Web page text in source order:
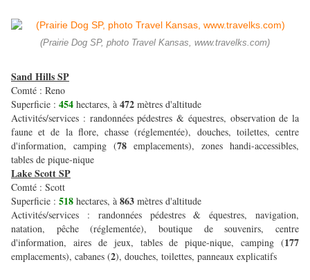
(Prairie Dog SP, photo Travel Kansas, www.travelks.com)
Sand Hills SP
Comté : Reno
Superficie : 454 hectares, à 472 mètres d'altitude
Activités/services : randonnées pédestres & équestres, observation de la
faune et de la flore, chasse (réglementée), douches, toilettes, centre
d'information, camping (78 emplacements), zones handi-accessibles,
tables de pique-nique
Lake Scott SP
Comté : Scott
Superficie : 518 hectares, à 863 mètres d'altitude
Activités/services : randonnées pédestres & équestres, navigation,
natation, pêche (réglementée), boutique de souvenirs, centre
d'information, aires de jeux, tables de pique-nique, camping (177
emplacements), cabanes (2), douches, toilettes, panneaux explicatifs